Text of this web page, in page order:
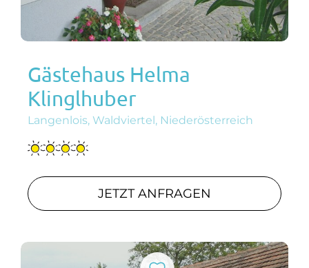
Gästehaus Helma
Klinglhuber
Langenlois, Waldviertel, Niederösterreich
JETZT ANFRAGEN